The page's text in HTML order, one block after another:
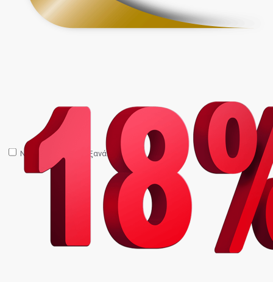
Να μην εμφανιστεί ξανά.